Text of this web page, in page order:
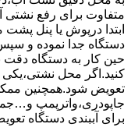
متفاوت برای رفع نشتی
ابتدا درپوش یا پنل
دستگاه ﺟﺪا ﻧﻤﻮده و
حین کار به دستگاه
کنید.اﮔﺮ ﻣﺤﻞ
ﺗﻌﻮﯾﺾ شود.همچنین
ﺟﺎﭘﻮدری،واترپمپ
برای آببندی دستگاه